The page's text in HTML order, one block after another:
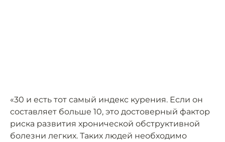
«30 и есть тот самый индекс курения. Если он
составляет больше 10, это достоверный фактор
риска развития хронической обструктивной
болезни легких. Таких людей необходимо